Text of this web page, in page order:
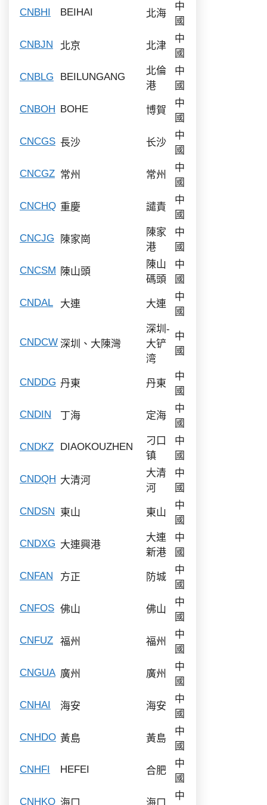
CNBHI BEIHAI 北海
中
國
CNBJN 北京 北津
中
國
CNBLG BEILUNGANG
北倫
港
中
國
CNBOH BOHE 博賀
中
國
CNCGS 長沙 长沙
中
國
CNCGZ 常州 常州
中
國
CNCHQ 重慶 譴責
中
國
CNCJG 陳家崗
陳家
港
中
國
CNCSM 陳山頭
陳山
碼頭
中
國
CNDAL 大連 大連
中
國
CNDCW 深圳、大陳灣
深圳-
大铲
湾
中
國
CNDDG 丹東 丹東
中
國
CNDIN 丁海 定海
中
國
CNDKZ DIAOKOUZHEN
刁口
镇
中
國
CNDQH 大清河
大清
河
中
國
CNDSN 東山 東山
中
國
CNDXG 大連興港
大連
新港
中
國
CNFAN 方正 防城
中
國
CNFOS 佛山 佛山
中
國
CNFUZ 福州 福州
中
國
CNGUA 廣州 廣州
中
國
CNHAI 海安 海安
中
國
CNHDO 黃島 黃島
中
國
CNHFI HEFEI 合肥
中
國
CNHKO
中